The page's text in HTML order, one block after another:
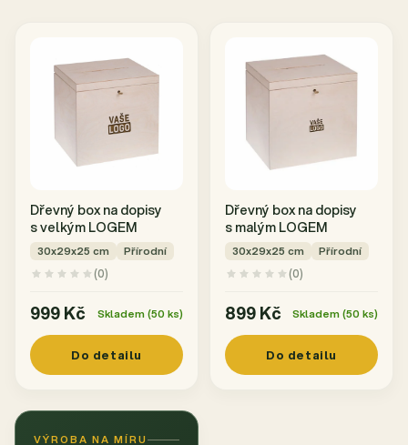
Dřevný box na dopisy
s velkým LOGEM
30x29x25 cm
Přírodní
(0)
999 Kč Skladem (50 ks)
Do detailu
Dřevný box na dopisy
s malým LOGEM
30x29x25 cm
Přírodní
(0)
899 Kč Skladem (50 ks)
Do detailu
VÝROBA NA MÍRU